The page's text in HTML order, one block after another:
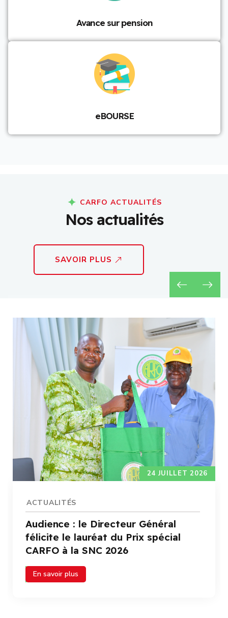
Avance sur pension
eBOURSE
CARFO ACTUALITÉS
Nos actualités
SAVOIR PLUS
ACTUALITÉS
24 JUILLET 2026
Audience : le Directeur Général
félicite le lauréat du Prix spécial
CARFO à la SNC 2026
En savoir plus